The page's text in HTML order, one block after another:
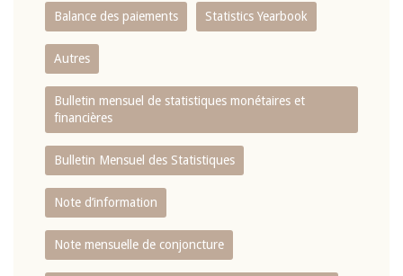
Balance des paiements Statistics Yearbook
Autres
Bulletin mensuel de statistiques monétaires et
financières
Bulletin Mensuel des Statistiques
Note d’information
Note mensuelle de conjoncture